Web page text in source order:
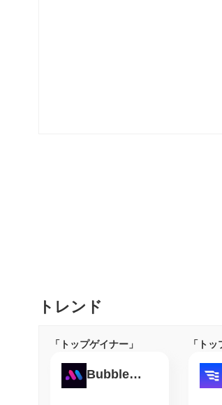
トレンド
「トップゲイナー」
Bubblemaps
「トッ